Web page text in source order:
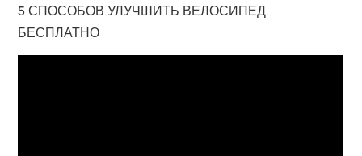
5 СПОСОБОВ УЛУЧШИТЬ ВЕЛОСИПЕД
БЕСПЛАТНО